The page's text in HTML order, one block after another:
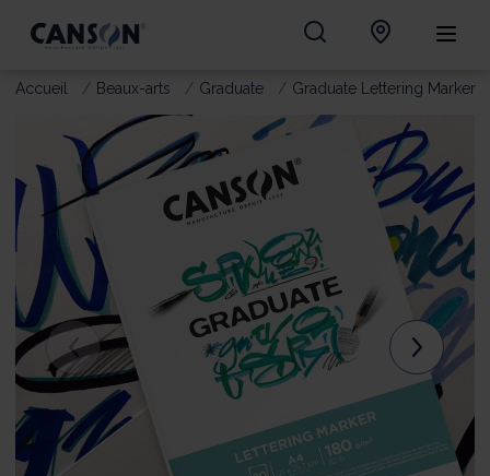
Accueil Beaux-arts Graduate Graduate Lettering Marker